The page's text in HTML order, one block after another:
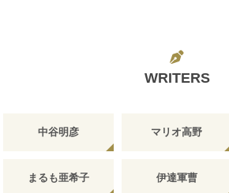
WRITERS
中谷明彦 マリオ高野
まるも亜希子 伊達軍曹